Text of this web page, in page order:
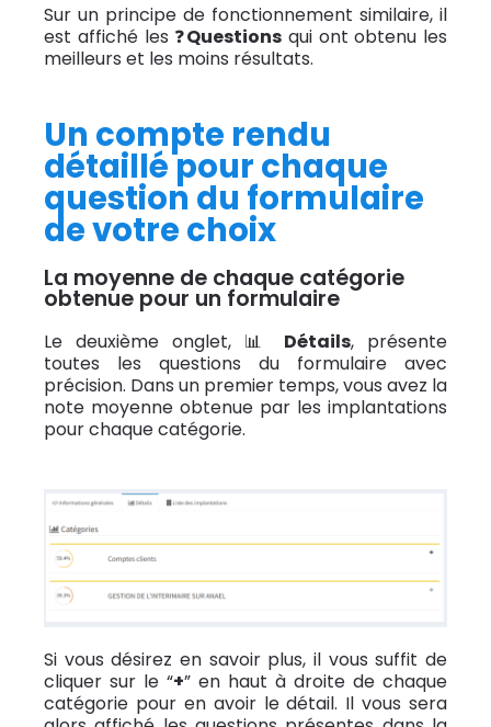
Sur un principe de fonctionnement similaire, il
est affiché les ❓Questions qui ont obtenu les
meilleurs et les moins résultats.
Un compte rendu
détaillé pour chaque
question du formulaire
de votre choix
La moyenne de chaque catégorie
obtenue pour un formulaire
Le deuxième onglet, 📊 Détails, présente
toutes les questions du formulaire avec
précision. Dans un premier temps, vous avez la
note moyenne obtenue par les implantations
pour chaque catégorie.
Si vous désirez en savoir plus, il vous suffit de
cliquer sur le “+” en haut à droite de chaque
catégorie pour en avoir le détail. Il vous sera